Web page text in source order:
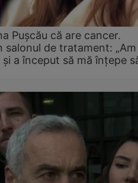
Pușcău că are cancer.
de tratament:
a început să mă înțepe